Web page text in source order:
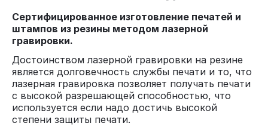
Сертифицированное изготовление печатей и
штампов из резины методом лазерной
гравировки.
Достоинством лазерной гравировки на резине
является долговечность службы печати и то, что
лазерная гравировка позволяет получать печати
с высокой разрешающей способностью, что
используется если надо достичь высокой
степени защиты печати.